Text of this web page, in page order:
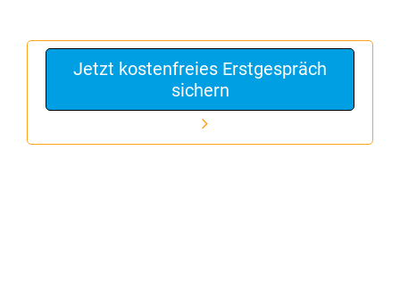
Jetzt kostenfreies Erstgespräch
sichern